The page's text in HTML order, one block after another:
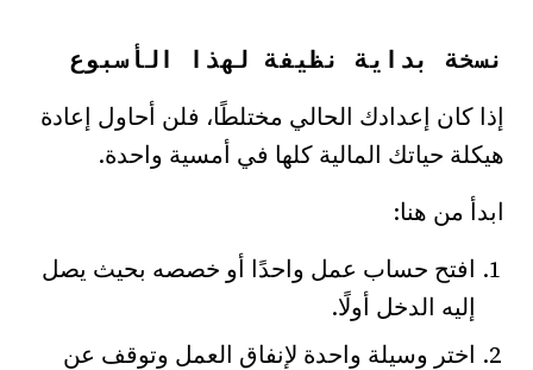
نسخة بداية نظيفة لهذا الأسبوع
إذا كان إعدادك الحالي مختلطًا، فلن أحاول إعادة
هيكلة حياتك المالية كلها في أمسية واحدة.
ابدأ من هنا:
افتح حساب عمل واحدًا أو خصصه بحيث يصل
إليه الدخل أولًا.
اختر وسيلة واحدة لإنفاق العمل وتوقف عن